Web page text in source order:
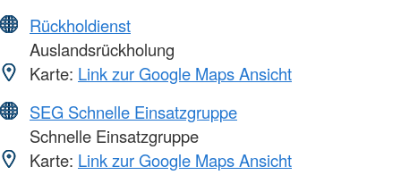
Rückholdienst
Auslandsrückholung
Karte: Link zur Google Maps Ansicht
SEG Schnelle Einsatzgruppe
Schnelle Einsatzgruppe
Karte: Link zur Google Maps Ansicht